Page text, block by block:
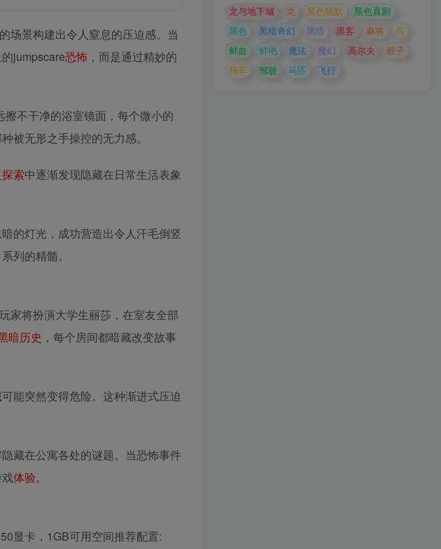
场景构建出令人窒息的压迫感。当
jumpscare恐怖 ，而是通过精妙的
不干净的浴室镜面，每个微小的
被无形之手操控的无力感。
探索中逐渐发现隐藏在日常生活表象
的灯光，成功营造出令人汗毛倒竖
列的精髓。
家将扮演大学生丽莎，在室友全部
暗历史 ，每个房间都暗藏改变故事
能突然变得危险。这种渐进式压迫
藏在公寓各处的谜题。当恐怖事件
体验。
显卡，1GB可用空间推荐配置:
龙与地下城 龙 黑色幽默
黑色喜剧
黑色
黑暗奇幻 黑暗 黑客 麻将
鸟
鲜血
鲜艳 魔法 魔幻 高尔夫
骰子
骑车
驾驶 马匹 飞行